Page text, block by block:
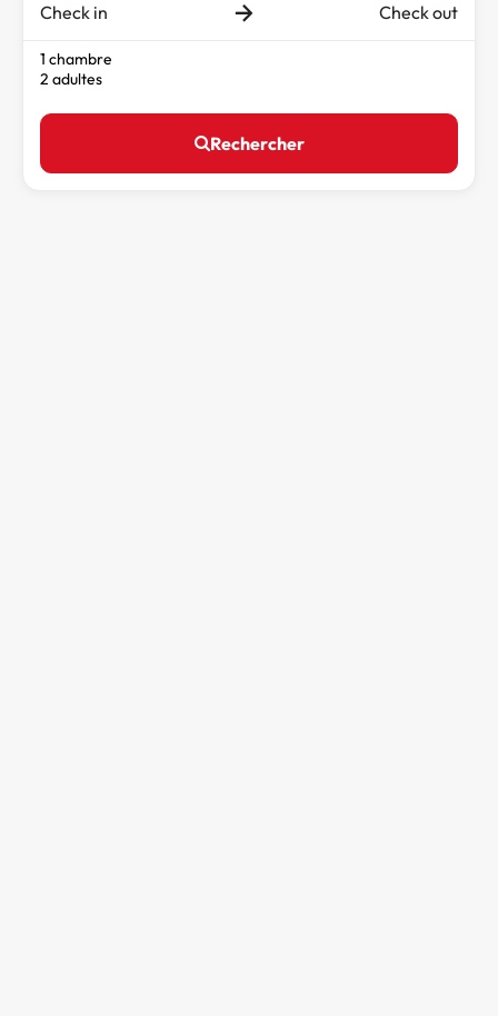
Check in Check out
1 chambre
2 adultes
Rechercher